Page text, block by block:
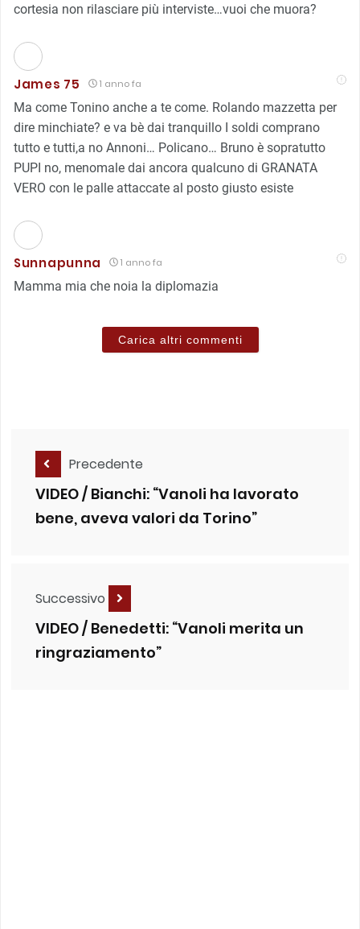
cortesia non rilasciare più interviste…vuoi che muora?
James 75 1 anno fa
Ma come Tonino anche a te come. Rolando mazzetta per
dire minchiate? e va bè dai tranquillo I soldi comprano
tutto e tutti,a no Annoni… Policano… Bruno è sopratutto
PUPI no, menomale dai ancora qualcuno di GRANATA
VERO con le palle attaccate al posto giusto esiste
Sunnapunna 1 anno fa
Mamma mia che noia la diplomazia
Carica altri commenti
Precedente
VIDEO / Bianchi: “Vanoli ha lavorato
bene, aveva valori da Torino”
Successivo
VIDEO / Benedetti: “Vanoli merita un
ringraziamento”